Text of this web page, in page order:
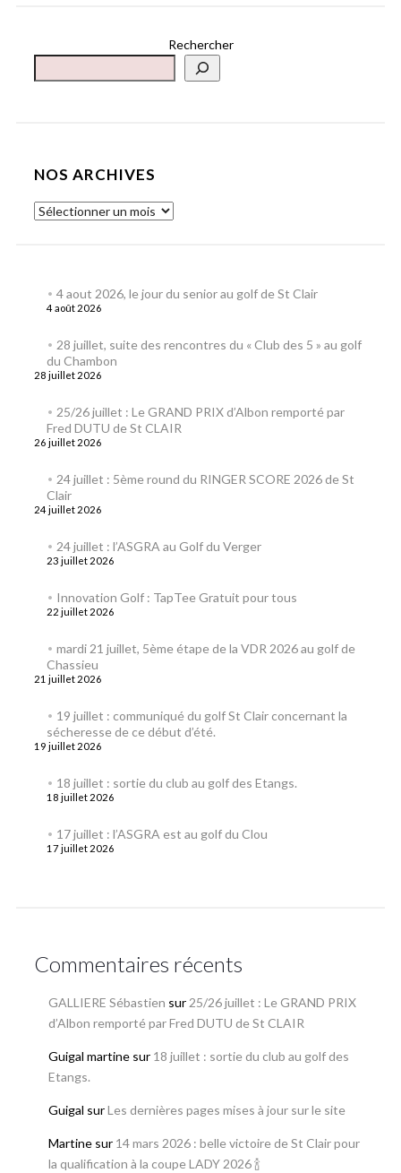
Rechercher
NOS ARCHIVES
4 aout 2026, le jour du senior au golf de St Clair
4 août 2026
28 juillet, suite des rencontres du « Club des 5 » au golf
du Chambon
28 juillet 2026
25/26 juillet : Le GRAND PRIX d’Albon remporté par
Fred DUTU de St CLAIR
26 juillet 2026
24 juillet : 5ème round du RINGER SCORE 2026 de St
Clair
24 juillet 2026
24 juillet : l’ASGRA au Golf du Verger
23 juillet 2026
Innovation Golf : TapTee Gratuit pour tous
22 juillet 2026
mardi 21 juillet, 5ème étape de la VDR 2026 au golf de
Chassieu
21 juillet 2026
19 juillet : communiqué du golf St Clair concernant la
sécheresse de ce début d’été.
19 juillet 2026
18 juillet : sortie du club au golf des Etangs.
18 juillet 2026
17 juillet : l’ASGRA est au golf du Clou
17 juillet 2026
Commentaires récents
GALLIERE Sébastien sur 25/26 juillet : Le GRAND PRIX
d’Albon remporté par Fred DUTU de St CLAIR
Guigal martinesur 18 juillet : sortie du club au golf des
Etangs.
Guigal surLes dernières pages mises à jour sur le site
Martinesur 14 mars 2026 : belle victoire de St Clair pour
la qualification à la coupe LADY 2026 🍾